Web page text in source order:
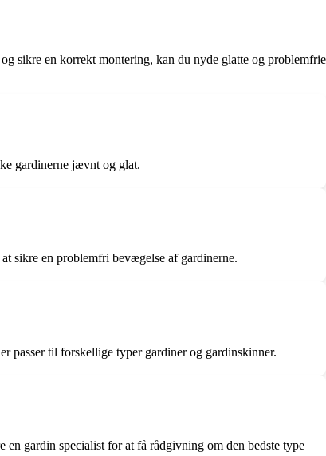
sikre en korrekt montering, kan du nyde glatte og problemfrie
gardinerne jævnt og glat.
sikre en problemfri bevægelse af gardinerne.
passer til forskellige typer gardiner og gardinskinner.
gardin specialist for at få rådgivning om den bedste type